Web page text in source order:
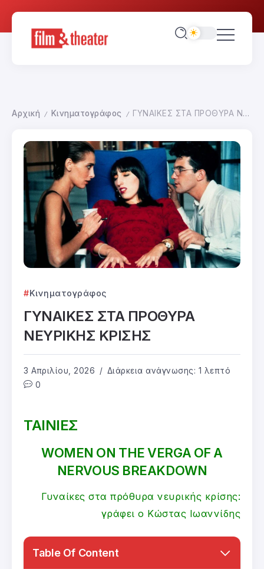
Αρχική / Κινηματογράφος / ΓΥΝΑΙΚΕΣ ΣΤΑ ΠΡΟΘΥΡΑ ΝΕΥΡΙΚΗΣ ΚΡΙΣΗΣ
Κινηματογράφος
ΓΥΝΑΙΚΕΣ ΣΤΑ ΠΡΟΘΥΡΑ
ΝΕΥΡΙΚΗΣ ΚΡΙΣΗΣ
3 Απριλίου, 2026
Διάρκεια ανάγνωσης: 1 λεπτό
0
ΤΑΙΝΙΕΣ
WOMEN ON THE VERGA OF A
NERVOUS BREAKDOWN
Γυναίκες στα πρόθυρα νευρικής κρίσης:
γράφει ο Κώστας Ιωαννίδης
Table Of Content